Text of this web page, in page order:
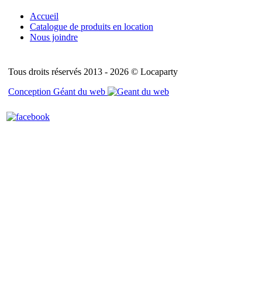
Accueil
Catalogue de produits en location
Nous joindre
Tous droits réservés 2013 - 2026 © Locaparty
Conception Géant du web